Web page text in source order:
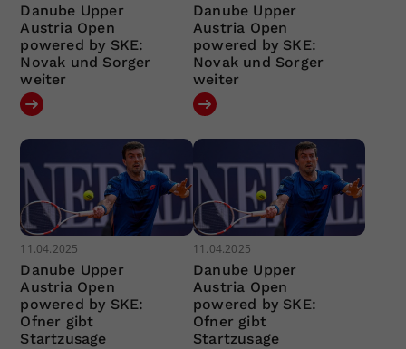
Danube Upper
Austria Open
powered by SKE:
Novak und Sorger
weiter
Danube Upper
Austria Open
powered by SKE:
Novak und Sorger
weiter
11.04.2025
Danube Upper
Austria Open
powered by SKE:
Ofner gibt
Startzusage
11.04.2025
Danube Upper
Austria Open
powered by SKE:
Ofner gibt
Startzusage